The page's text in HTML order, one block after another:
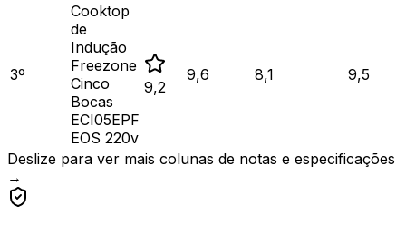
3º
Cooktop
de
Indução
Freezone
Cinco
Bocas
ECI05EPF
EOS 220v
9,2
9,6 8,1 9,5
Deslize para ver mais colunas de notas e especificações
→